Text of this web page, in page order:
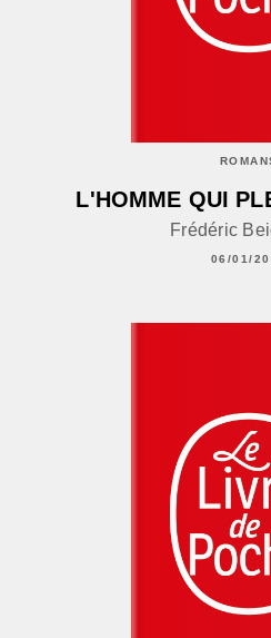
L'HOMME QUI
Frédéric
06/01/